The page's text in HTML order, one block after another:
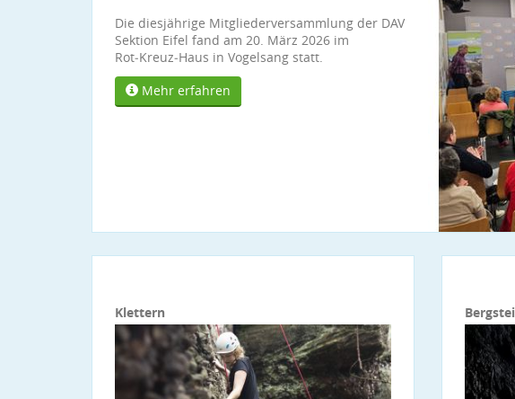
Die diesjährige Mitgliederversammlung der DAV
Sektion Eifel fand am 20. März 2026 im
Rot‑Kreuz‑Haus in Vogelsang statt.
Mehr erfahren
Klettern